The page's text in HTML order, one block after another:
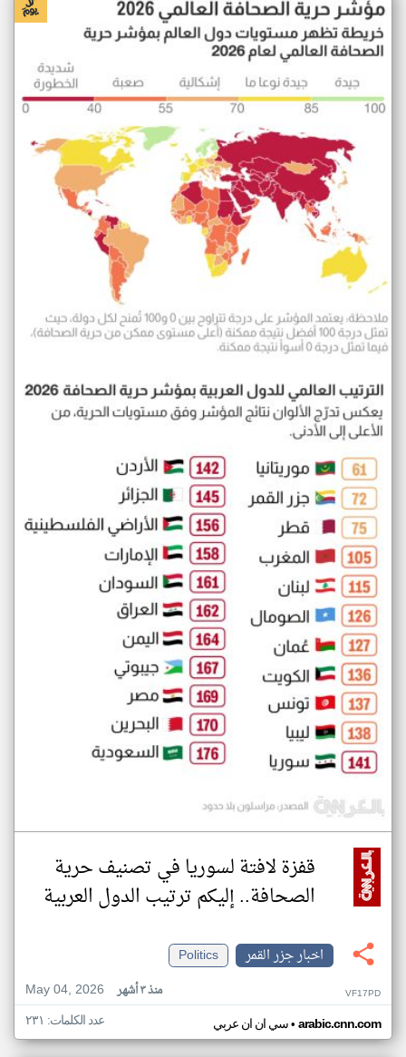
قفزة لافتة لسوريا في تصنيف حرية
الصحافة.. إليكم ترتيب الدول العربية
اخبار جزر القمر
Politics
May 04, 2026
منذ ٣ أشهر VF17PD
سي ان ان عربي• arabic.cnn.com عدد الكلمات: ٢٣١